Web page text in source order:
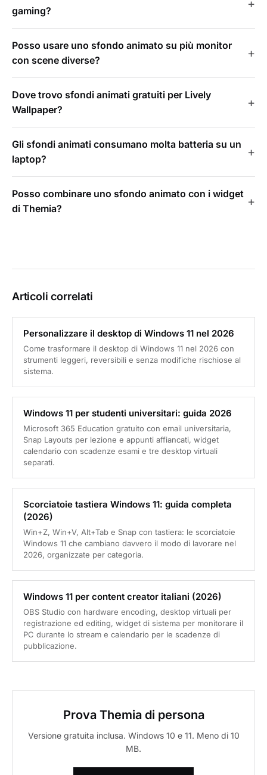
gaming?
Posso usare uno sfondo animato su più monitor
con scene diverse?
Dove trovo sfondi animati gratuiti per Lively
Wallpaper?
Gli sfondi animati consumano molta batteria su un
laptop?
Posso combinare uno sfondo animato con i widget
di Themia?
Articoli correlati
Personalizzare il desktop di Windows 11 nel 2026
Come trasformare il desktop di Windows 11 nel 2026 con
strumenti leggeri, reversibili e senza modifiche rischiose al
sistema.
Windows 11 per studenti universitari: guida 2026
Microsoft 365 Education gratuito con email universitaria,
Snap Layouts per lezione e appunti affiancati, widget
calendario con scadenze esami e tre desktop virtuali
separati.
Scorciatoie tastiera Windows 11: guida completa
(2026)
Win+Z, Win+V, Alt+Tab e Snap con tastiera: le scorciatoie
Windows 11 che cambiano davvero il modo di lavorare nel
2026, organizzate per categoria.
Windows 11 per content creator italiani (2026)
OBS Studio con hardware encoding, desktop virtuali per
registrazione ed editing, widget di sistema per monitorare il
PC durante lo stream e calendario per le scadenze di
pubblicazione.
Prova Themia di persona
Versione gratuita inclusa. Windows 10 e 11. Meno di 10
MB.